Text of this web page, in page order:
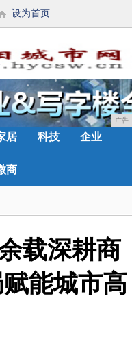
设为首页
广告
居 科技 企业
商
载深耕商
能城市高